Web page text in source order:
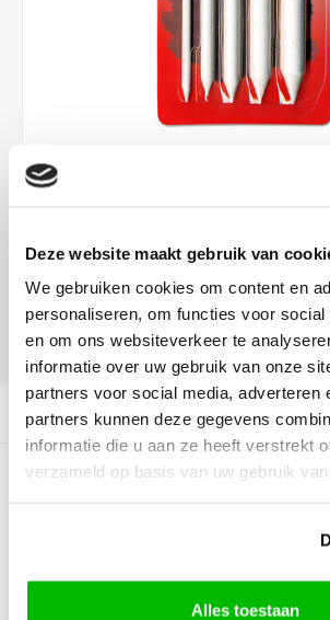
Deze website maakt gebruik van
We gebruiken cookies om content en
personaliseren, om functies voor social
en om ons websiteverkeer te
informatie over uw gebruik van onze
partners voor social media, adverteren
partners kunnen deze gegevens
informatie die u aan ze heeft verstrekt
verzameld op basis van uw gebruik
Alles toestaan
€5,50
Toevoegen aan
DELEN:
Productomschrijving
STERREN OP BASIS VAN